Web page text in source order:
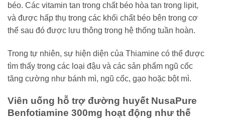
béo. Các vitamin tan trong chất béo hòa tan trong lipit,
và được hấp thụ trong các khối chất béo bên trong cơ
thể sau đó được lưu thông trong hệ thống tuần hoàn.
Trong tự nhiên, sự hiện diện của Thiamine có thể được
tìm thấy trong các loại đậu và các sản phẩm ngũ cốc
tăng cường như bánh mì, ngũ cốc, gạo hoặc bột mì.
Viên uống hỗ trợ đường huyết NusaPure
Benfotiamine 300mg hoạt động như thế